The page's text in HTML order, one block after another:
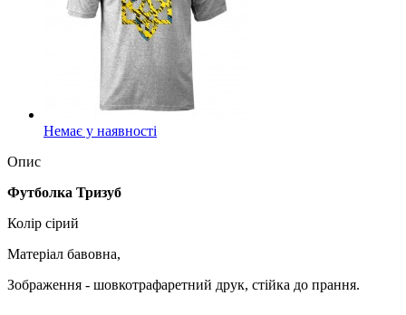
Немає у наявності
Опис
Футболка Тризуб
Колір сірий
Матеріал бавовна,
Зображення - шовкотрафаретний друк, стійка до прання.